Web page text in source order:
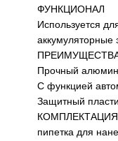
ФУНКЦИОНАЛ
Используется
аккумуляторные
Прочный
С функцией
Защитный
КОМПЛЕКТАЦИЯ
пипетка для